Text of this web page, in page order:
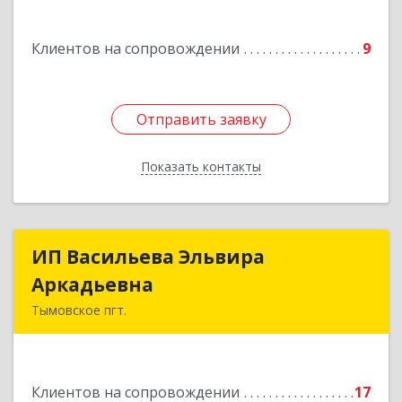
Клиентов на сопровождении 9
Отправить заявку
Показать контакты
Отправить заявку
Назад
ИП Васильева Эльвира
Аркадьевна
Тымовское пгт.
Клиентов на сопровождении 17
ИП Васильева Эльвира